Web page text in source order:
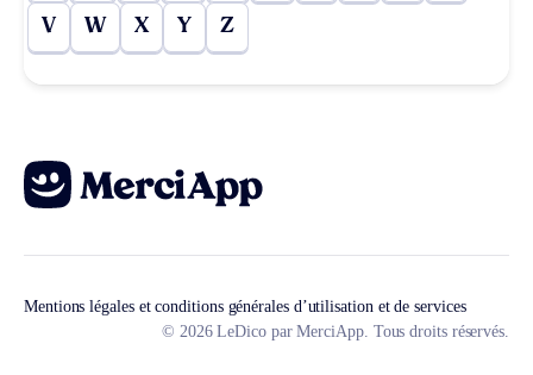
V W X Y Z
Mentions légales et conditions générales d’utilisation et de services
© 2026 LeDico par MerciApp. Tous droits réservés.